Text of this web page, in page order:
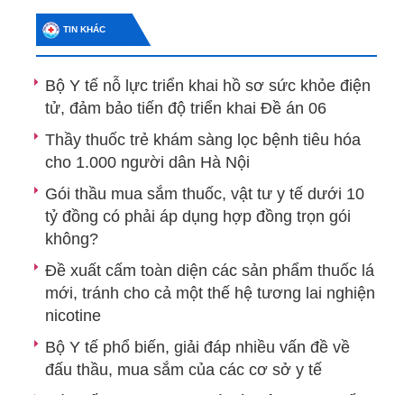
TIN KHÁC
Bộ Y tế nỗ lực triển khai hồ sơ sức khỏe điện
tử, đảm bảo tiến độ triển khai Đề án 06
Thầy thuốc trẻ khám sàng lọc bệnh tiêu hóa
cho 1.000 người dân Hà Nội
Gói thầu mua sắm thuốc, vật tư y tế dưới 10
tỷ đồng có phải áp dụng hợp đồng trọn gói
không?
Đề xuất cấm toàn diện các sản phẩm thuốc lá
mới, tránh cho cả một thế hệ tương lai nghiện
nicotine
Bộ Y tế phổ biến, giải đáp nhiều vấn đề về
đấu thầu, mua sắm của các cơ sở y tế